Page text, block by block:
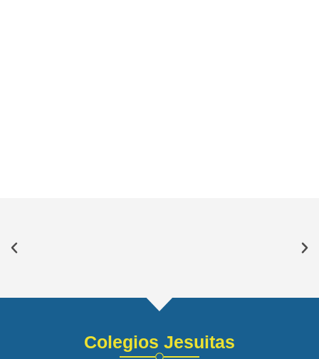
Colegios Jesuitas